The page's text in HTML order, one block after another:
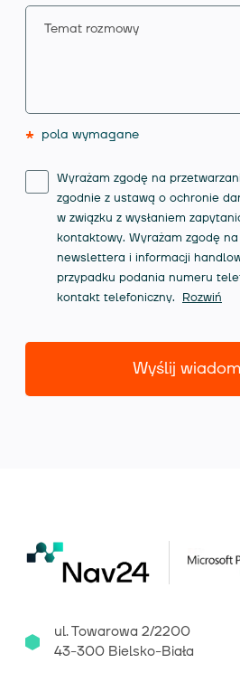
* pola wymagane
Wyrażam zgodę na
zgodnie z ustawą o ochronie
w związku z wysłaniem
kontaktowy. Wyrażam zgodę
newslettera i informacji
przypadku podania numeru
kontakt telefoniczny.
Rozwiń
Wyślij
ul. Towarowa 2/2200
43-300 Bielsko-Biała